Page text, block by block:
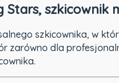
Stars, szkicownik
szkicownika, w
zarówno dla